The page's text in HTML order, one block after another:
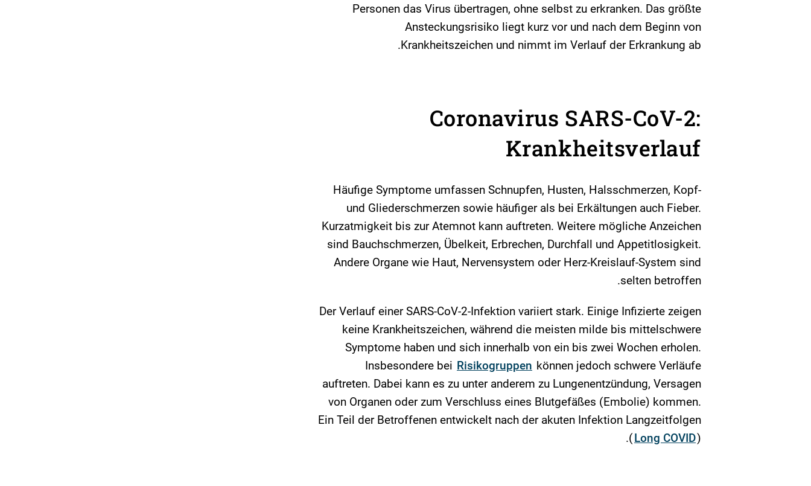
Personen das Virus übertragen, ohne selbst zu erkranken. Das größte
Ansteckungsrisiko liegt kurz vor und nach dem Beginn von
Krankheitszeichen und nimmt im Verlauf der Erkrankung ab.
Coronavirus SARS-CoV-2:
Krankheitsverlauf
Häufige Symptome umfassen Schnupfen, Husten, Halsschmerzen, Kopf-
und Gliederschmerzen sowie häufiger als bei Erkältungen auch Fieber.
Kurzatmigkeit bis zur Atemnot kann auftreten. Weitere mögliche Anzeichen
sind Bauchschmerzen, Übelkeit, Erbrechen, Durchfall und Appetitlosigkeit.
Andere Organe wie Haut, Nervensystem oder Herz-Kreislauf-System sind
selten betroffen.
Der Verlauf einer SARS-CoV-2-Infektion variiert stark. Einige Infizierte zeigen
keine Krankheitszeichen, während die meisten milde bis mittelschwere
Symptome haben und sich innerhalb von ein bis zwei Wochen erholen.
Insbesondere bei Risikogruppen können jedoch schwere Verläufe
auftreten. Dabei kann es zu unter anderem zu Lungenentzündung, Versagen
von Organen oder zum Verschluss eines Blutgefäßes (Embolie) kommen.
Ein Teil der Betroffenen entwickelt nach der akuten Infektion Langzeitfolgen
(Long COVID).